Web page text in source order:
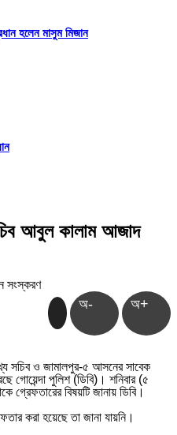
হলেন মাসুম মিজান
আবুল কালাম আজাদ
সংস্করণ
অ- অ+
সচিব ও জামালপুর-৫ আসনের সাবেক
গোয়েন্দা পুলিশ (ডিবি)। শনিবার (৫
গ্রেফতারের বিষয়টি জানায় ডিবি।
করা হয়েছে তা জানা যায়নি।